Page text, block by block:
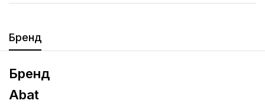
Бренд
Бренд
Abat